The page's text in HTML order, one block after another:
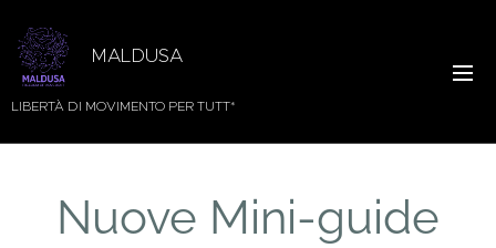
MALDUSA
LIBERTÀ DI MOVIMENTO PER TUTT*
Nuove Mini-guide